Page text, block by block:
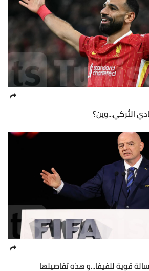
التُركي...وين؟
قوية للفيفا...و هذه تفاصيلها